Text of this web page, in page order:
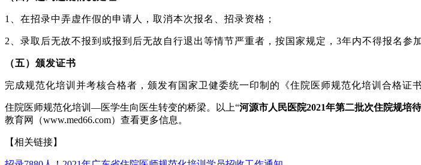
1、在招录中弄虚作假的申请人，取消本次报名、招录资格；
2、录取后无故不报到或报到后无故自行退出等情节严重者，按国家规定，3年内不得报名参
（五）颁发证书
完成规范化培训并考核合格者，颁发有国家卫健委统一印制的《住院医师规范化培训合格证书
住院医师规范化培训—医学生向医生转变的桥梁。以上“河源市人民医院2021年第二批次住院规培
教育网（www.med66.com）查看更多信息。
【相关链接】